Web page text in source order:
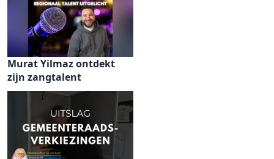
Murat Yilmaz ontdekt
zijn zangtalent